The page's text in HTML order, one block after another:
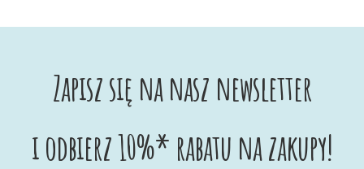
Zapisz się na nasz newsletter
i odbierz 10%* rabatu na zakupy!